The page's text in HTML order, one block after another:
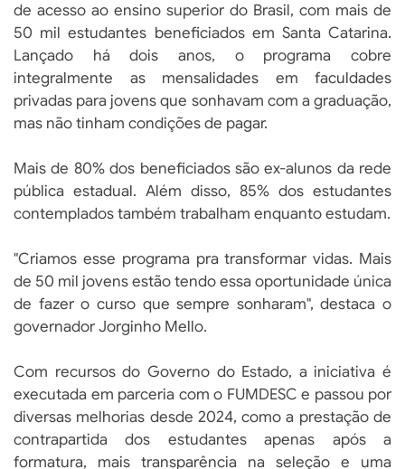
de acesso ao ensino superior do Brasil, com mais de
50 mil estudantes beneficiados em Santa Catarina.
Lançado há dois anos, o programa cobre
integralmente as mensalidades em faculdades
privadas para jovens que sonhavam com a graduação,
mas não tinham condições de pagar.
Mais de 80% dos beneficiados são ex-alunos da rede
pública estadual. Além disso, 85% dos estudantes
contemplados também trabalham enquanto estudam.
"Criamos esse programa pra transformar vidas. Mais
de 50 mil jovens estão tendo essa oportunidade única
de fazer o curso que sempre sonharam", destaca o
governador Jorginho Mello.
Com recursos do Governo do Estado, a iniciativa é
executada em parceria com o FUMDESC e passou por
diversas melhorias desde 2024, como a prestação de
contrapartida dos estudantes apenas após a
formatura, mais transparência na seleção e uma